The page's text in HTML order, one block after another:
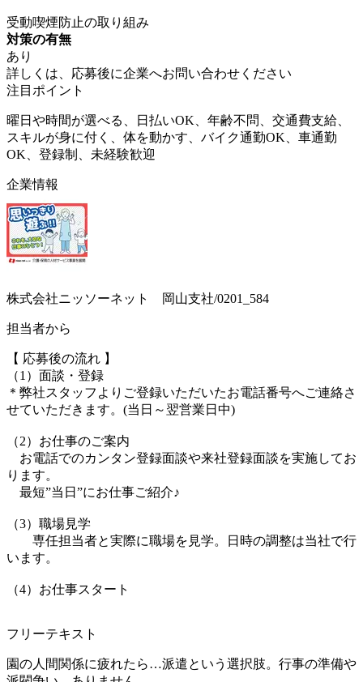
受動喫煙防止の取り組み
対策の有無
あり
詳しくは、応募後に企業へお問い合わせください
注目ポイント
曜日や時間が選べる、日払いOK、年齢不問、交通費支給、
スキルが身に付く、体を動かす、バイク通勤OK、車通勤
OK、登録制、未経験歓迎
企業情報
株式会社ニッソーネット 岡山支社/0201_584
担当者から
【 応募後の流れ 】
（1）面談・登録
＊弊社スタッフよりご登録いただいたお電話番号へご連絡さ
せていただきます。(当日～翌営業日中)
（2）お仕事のご案内
お電話でのカンタン登録面談や来社登録面談を実施してお
ります。
最短”当日”にお仕事ご紹介♪
（3）職場見学
専任担当者と実際に職場を見学。日時の調整は当社で行
います。
（4）お仕事スタート
フリーテキスト
園の人間関係に疲れたら…派遣という選択肢。行事の準備や